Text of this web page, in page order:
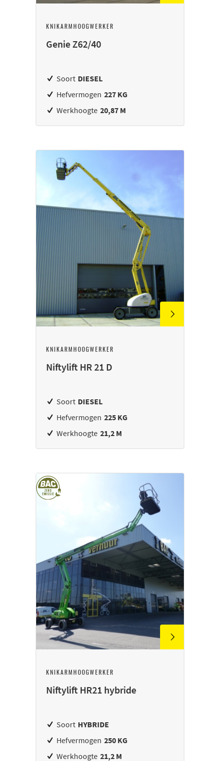
KNIKARMHOOGWERKER
Genie Z62/40
Soort DIESEL
Hefvermogen 227 KG
Werkhoogte 20,87 M
KNIKARMHOOGWERKER
Niftylift HR 21 D
Soort DIESEL
Hefvermogen 225 KG
Werkhoogte 21,2 M
KNIKARMHOOGWERKER
Niftylift HR21 hybride
Soort HYBRIDE
Hefvermogen 250 KG
Werkhoogte 21,2 M